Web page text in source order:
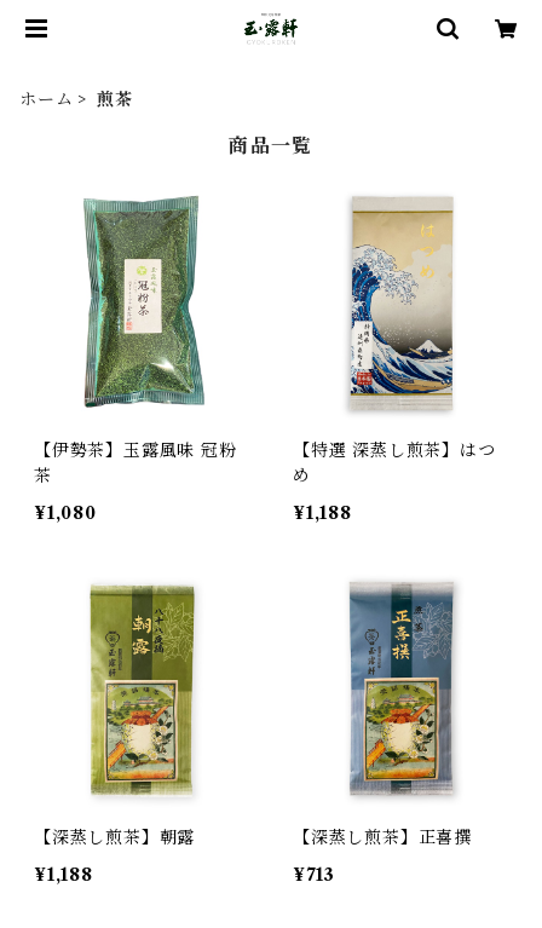
ホーム 煎茶
商品一覧
【伊勢茶】玉露風味 冠粉
茶
¥1,080
【特選 深蒸し煎茶】はつ
め
¥1,188
【深蒸し煎茶】朝露
¥1,188
【深蒸し煎茶】正喜撰
¥713